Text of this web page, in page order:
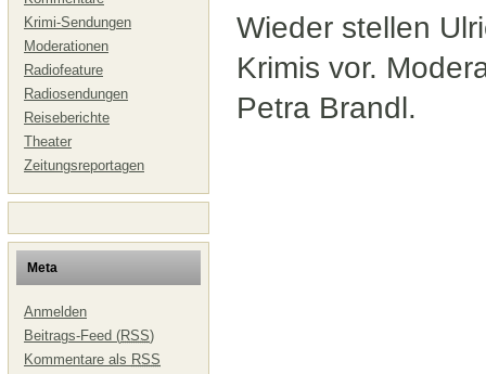
Krimi-Sendungen
Moderationen
Radiofeature
Radiosendungen
Reiseberichte
Theater
Zeitungsreportagen
Meta
Anmelden
Beitrags-Feed (RSS)
Kommentare als RSS
Wieder stellen
Krimis vor.
Petra Brandl.